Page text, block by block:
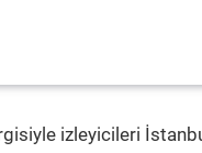
izleyicileri